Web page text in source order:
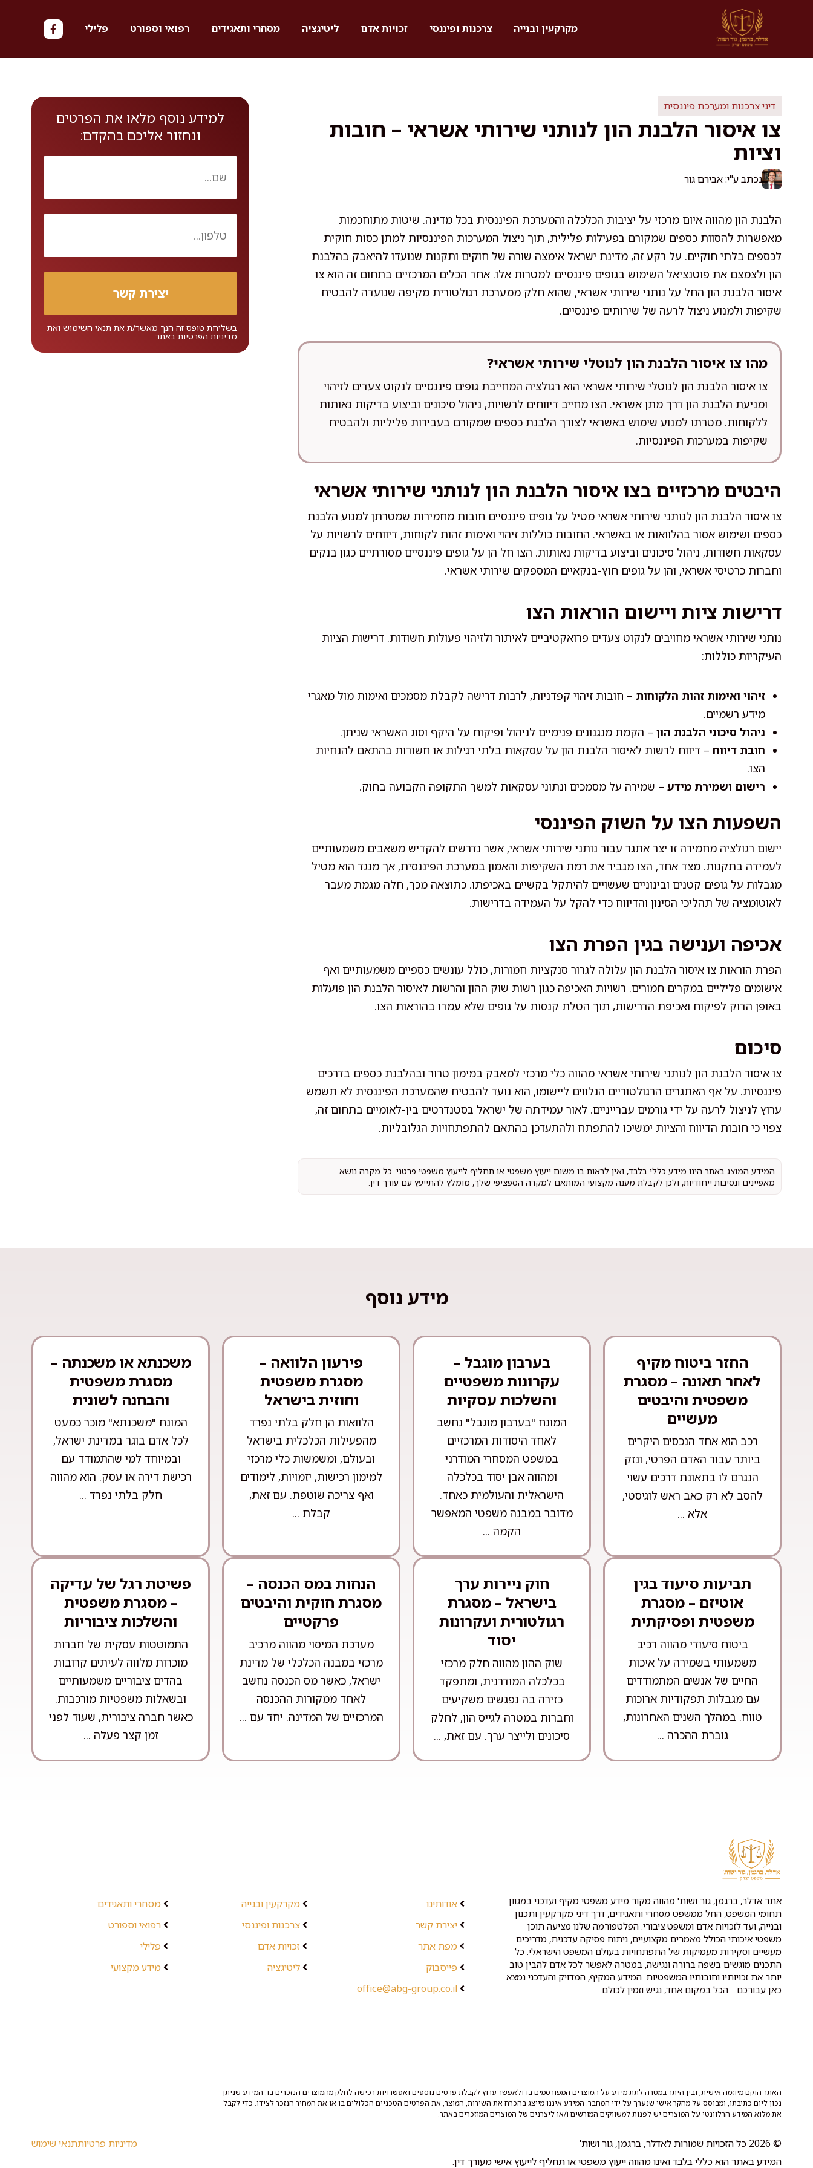
מקרקעין ובנייה צרכנות ופיננסי זכויות אדם ליטיגציה מסחרי ותאגידים רפואי וספורט פלילי
דיני צרכנות ומערכת פיננסית
צו איסור הלבנת הון לנותני שירותי אשראי – חובות
וציות
נכתב ע"י: אבירם גור
הלבנת הון מהווה איום מרכזי על יציבות הכלכלה והמערכת הפיננסית בכל מדינה. שיטות מתוחכמות
מאפשרות להסוות כספים שמקורם בפעילות פלילית, תוך ניצול המערכות הפיננסיות למתן כסות חוקית
לכספים בלתי חוקיים. על רקע זה, מדינת ישראל אימצה שורה של חוקים ותקנות שנועדו להיאבק בהלבנת
הון ולצמצם את פוטנציאל השימוש בגופים פיננסיים למטרות אלו. אחד הכלים המרכזיים בתחום זה הוא צו
איסור הלבנת הון החל על נותני שירותי אשראי, שהוא חלק ממערכת רגולטורית מקיפה שנועדה להבטיח
שקיפות ולמנוע ניצול לרעה של שירותים פיננסיים.
מהו צו איסור הלבנת הון לנוטלי שירותי אשראי?
צו איסור הלבנת הון לנוטלי שירותי אשראי הוא רגולציה המחייבת גופים פיננסיים לנקוט צעדים לזיהוי
ומניעת הלבנת הון דרך מתן אשראי. הצו מחייב דיווחים לרשויות, ניהול סיכונים וביצוע בדיקות נאותות
ללקוחות. מטרתו למנוע שימוש באשראי לצורך הלבנת כספים שמקורם בעבירות פליליות ולהבטיח
שקיפות במערכות הפיננסיות.
היבטים מרכזיים בצו איסור הלבנת הון לנותני שירותי אשראי
צו איסור הלבנת הון לנותני שירותי אשראי מטיל על גופים פיננסיים חובות מחמירות שמטרתן למנוע הלבנת
כספים ושימוש אסור בהלוואות או באשראי. החובות כוללות זיהוי ואימות זהות לקוחות, דיווחים לרשויות על
עסקאות חשודות, ניהול סיכונים וביצוע בדיקות נאותות. הצו חל הן על גופים פיננסיים מסורתיים כגון בנקים
וחברות כרטיסי אשראי, והן על גופים חוץ-בנקאיים המספקים שירותי אשראי.
דרישות ציות ויישום הוראות הצו
נותני שירותי אשראי מחויבים לנקוט צעדים פרואקטיביים לאיתור ולזיהוי פעולות חשודות. דרישות הציות
העיקריות כוללות:
זיהוי ואימות זהות הלקוחות – חובות זיהוי קפדניות, לרבות דרישה לקבלת מסמכים ואימות מול מאגרי
מידע רשמיים.
ניהול סיכוני הלבנת הון – הקמת מנגנונים פנימיים לניהול ופיקוח על היקף וסוג האשראי שניתן.
חובת דיווח – דיווח לרשות לאיסור הלבנת הון על עסקאות בלתי רגילות או חשודות בהתאם להנחיות
הצו.
רישום ושמירת מידע – שמירה על מסמכים ונתוני עסקאות למשך התקופה הקבועה בחוק.
השפעות הצו על השוק הפיננסי
יישום רגולציה מחמירה זו יצר אתגר עבור נותני שירותי אשראי, אשר נדרשים להקדיש משאבים משמעותיים
לעמידה בתקנות. מצד אחד, הצו מגביר את רמת השקיפות והאמון במערכת הפיננסית, אך מנגד הוא מטיל
מגבלות על גופים קטנים ובינוניים שעשויים להיתקל בקשיים באכיפתו. כתוצאה מכך, חלה מגמת מעבר
לאוטומציה של תהליכי הסינון והדיווח כדי להקל על העמידה בדרישות.
אכיפה וענישה בגין הפרת הצו
הפרת הוראות צו איסור הלבנת הון עלולה לגרור סנקציות חמורות, כולל עונשים כספיים משמעותיים ואף
אישומים פליליים במקרים חמורים. רשויות האכיפה כגון רשות שוק ההון והרשות לאיסור הלבנת הון פועלות
באופן הדוק לפיקוח ואכיפת הדרישות, תוך הטלת קנסות על גופים שלא עמדו בהוראות הצו.
סיכום
צו איסור הלבנת הון לנותני שירותי אשראי מהווה כלי מרכזי למאבק במימון טרור ובהלבנת כספים בדרכים
פיננסיות. על אף האתגרים הרגולטוריים הנלווים ליישומו, הוא נועד להבטיח שהמערכת הפיננסית לא תשמש
ערוץ לניצול לרעה על ידי גורמים עברייניים. לאור עמידתה של ישראל בסטנדרטים בין-לאומיים בתחום זה,
צפוי כי חובות הדיווח והציות ימשיכו להתפתח ולהתעדכן בהתאם להתפתחויות הגלובליות.
המידע המוצג באתר הינו מידע כללי בלבד, ואין לראות בו משום ייעוץ משפטי או תחליף לייעוץ משפטי פרטני. כל מקרה נושא
מאפיינים ונסיבות ייחודיות, ולכן לקבלת מענה מקצועי המותאם למקרה הספציפי שלך, מומלץ להתייעץ עם עורך דין.
למידע נוסף מלאו את הפרטים
ונחזור אליכם בהקדם:
בשליחת טופס זה הנך מאשר/ת את תנאי השימושואת
מדיניות הפרטיותבאתר.
מידע נוסף
החזר ביטוח מקיף
לאחר תאונה – מסגרת
משפטית והיבטים
מעשיים
רכב הוא אחד הנכסים היקרים
ביותר עבור האדם הפרטי, ונזק
הנגרם לו בתאונת דרכים עשוי
להסב לא רק כאב ראש לוגיסטי,
אלא ...
בערבון מוגבל –
עקרונות משפטיים
והשלכות עסקיות
המונח "בערבון מוגבל" נחשב
לאחד היסודות המרכזיים
במשפט המסחרי המודרני
ומהווה אבן יסוד בכלכלה
הישראלית והעולמית כאחד.
מדובר במבנה משפטי המאפשר
הקמה ...
פירעון הלוואה –
מסגרת משפטית
וחוזית בישראל
הלוואות הן חלק בלתי נפרד
מהפעילות הכלכלית בישראל
ובעולם, ומשמשות כלי מרכזי
למימון רכישות, יזמויות, לימודים
ואף צריכה שוטפת. עם זאת,
קבלת ...
משכנתא או משכנתה –
מסגרת משפטית
והבחנה לשונית
המונח "משכנתא" מוכר כמעט
לכל אדם בוגר במדינת ישראל,
ובמיוחד למי שהתמודד עם
רכישת דירה או עסק. הוא מהווה
חלק בלתי נפרד ...
תביעות סיעוד בגין
אוטיזם – מסגרת
משפטית ופסיקתית
ביטוח סיעודי מהווה רכיב
משמעותי בשמירה על איכות
החיים של אנשים המתמודדים
עם מגבלות תפקודיות ארוכות
טווח. במהלך השנים האחרונות,
גוברת ההכרה ...
חוק ניירות ערך
בישראל – מסגרת
רגולטורית ועקרונות
יסוד
שוק ההון מהווה חלק מרכזי
בכלכלה המודרנית, ומתפקד
כזירה בה נפגשים משקיעים
וחברות במטרה לגייס הון, לחלק
סיכונים ולייצר ערך. עם זאת, ...
הנחות במס הכנסה –
מסגרת חוקית והיבטים
פרקטיים
מערכת המיסוי מהווה מרכיב
מרכזי במבנה הכלכלי של מדינת
ישראל, כאשר מס הכנסה נחשב
לאחד ממקורות ההכנסה
המרכזיים של המדינה. יחד עם ...
פשיטת רגל של עדיקה
– מסגרת משפטית
והשלכות ציבוריות
התמוטטות עסקית של חברות
מוכרות מלווה לעיתים קרובות
בהדים ציבוריים משמעותיים
ובשאלות משפטיות מורכבות.
כאשר חברה ציבורית, שעוד לפני
זמן קצר פעלה ...
אתר אדלר, ברגמן, גור ושות' מהווה מקור מידע משפטי מקיף ועדכני במגוון
תחומי המשפט, החל ממשפט מסחרי ותאגידים, דרך דיני מקרקעין ותכנון
ובנייה, ועד לזכויות אדם ומשפט ציבורי. הפלטפורמה שלנו מציעה תוכן
משפטי איכותי הכולל מאמרים מקצועיים, ניתוח פסיקה עדכנית, מדריכים
מעשיים וסקירות מעמיקות של התפתחויות בעולם המשפט הישראלי. כל
התכנים מוגשים בשפה ברורה ונגישה, במטרה לאפשר לכל אדם להבין טוב
יותר את זכויותיו וחובותיו המשפטיות. המידע המקיף, המדויק והעדכני נמצא
כאן עבורכם - הכל במקום אחד, נגיש וזמין לכולם.
אודותינו
יצירת קשר
מפת אתר
פייסבוק
office@abg-group.co.il
מקרקעין ובנייה
צרכנות ופיננסי
זכויות אדם
ליטיגציה
מסחרי ותאגידים
רפואי וספורט
פלילי
מידע מקצועי
האתר הוקם מיוזמה אישית, ובין היתר במטרה לתת מידע על המוצרים המפורסמים בו ולאפשר ערוץ לקבלת פרטים נוספים ואפשרויות רכישה לחלק מהמוצרים הנזכרים בו. המידע שניתן
נכון ליום כתיבתו, ומבוסס על מחקר אישי שנערך על ידי המחבר. המידע איננו מייצג בהכרח את השירות, המוצר, את הפרטים הטכניים הכלולים בו או את המחיר הנזכר לצידו. כדי לקבל
את מלוא המידע הרלוונטי על המוצרים יש לפנות למשווקים המורשים ו/או ליצרנים של המוצרים המוזכרים באתר.
© 2026 כל הזכויות שמורות לאדלר, ברגמן, גור ושות'
המידע באתר הוא כללי בלבד ואינו מהווה ייעוץ משפטי או תחליף לייעוץ אישי מעורך דין.
מדיניות פרטיותתנאי שימוש